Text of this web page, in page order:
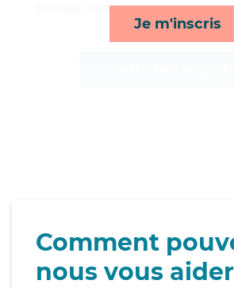
Je m'inscris
ménage, lever/coucher, repas et
Comment
nous vous